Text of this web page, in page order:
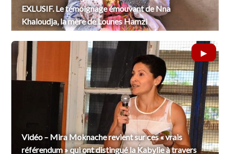
EXLUSIF. Le témoignage émouvant de Nna
Khaloudja, la mère de Lounes Hamzi
Vidéo – Mira Moknache revient sur ces « vrais
référendum » qui ont distingué la Kabylie à travers